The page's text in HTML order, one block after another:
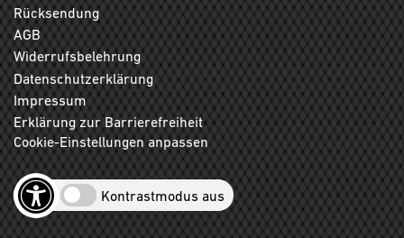
Rücksendung
AGB
Widerrufsbelehrung
Datenschutzerklärung
Impressum
Erklärung zur Barrierefreiheit
Cookie-Einstellungen anpassen
Kontrastmodus aus